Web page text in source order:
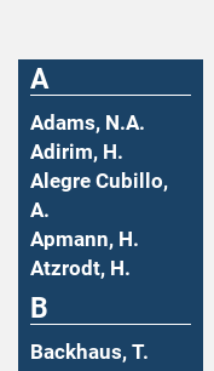
A
Adams, N.A.
Adirim, H.
Alegre Cubillo,
A.
Apmann, H.
Atzrodt, H.
B
Backhaus, T.